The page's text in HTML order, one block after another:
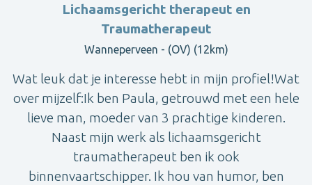
Lichaamsgericht therapeut en
Traumatherapeut
Wanneperveen - (OV) (12km)
Wat leuk dat je interesse hebt in mijn profiel!Wat
over mijzelf:Ik ben Paula, getrouwd met een hele
lieve man, moeder van 3 prachtige kinderen.
Naast mijn werk als lichaamsgericht
traumatherapeut ben ik ook
binnenvaartschipper. Ik hou van humor, ben